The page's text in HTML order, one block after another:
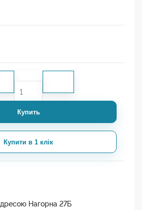
Купить
Купити в 1 клік
Нагорна 27Б